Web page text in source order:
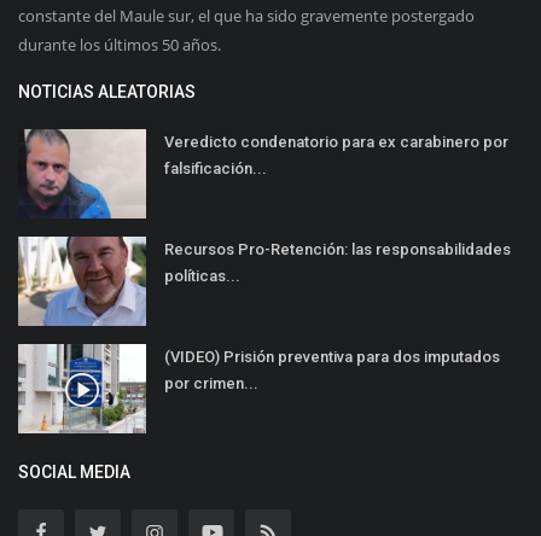
constante del Maule sur, el que ha sido gravemente postergado
durante los últimos 50 años.
NOTICIAS ALEATORIAS
Veredicto condenatorio para ex carabinero por
falsificación...
Recursos Pro-Retención: las responsabilidades
políticas...
(VIDEO) Prisión preventiva para dos imputados
por crimen...
SOCIAL MEDIA